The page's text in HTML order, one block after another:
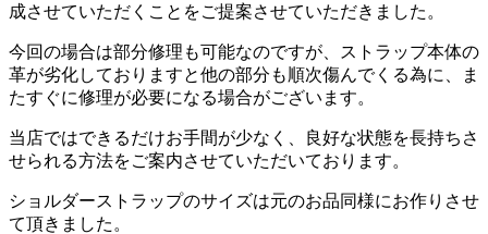
成させていただくことをご提案させていただきました。
今回の場合は部分修理も可能なのですが、ストラップ本体の
革が劣化しておりますと他の部分も順次傷んでくる為に、ま
たすぐに修理が必要になる場合がございます。
当店ではできるだけお手間が少なく、良好な状態を長持ちさ
せられる方法をご案内させていただいております。
ショルダーストラップのサイズは元のお品同様にお作りさせ
て頂きました。